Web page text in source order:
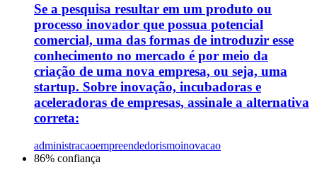
Se a pesquisa resultar em um produto ou
processo inovador que possua potencial
comercial, uma das formas de introduzir esse
conhecimento no mercado é por meio da
criação de uma nova empresa, ou seja, uma
startup. Sobre inovação, incubadoras e
aceleradoras de empresas, assinale a alternativa
correta:
administracaoempreendedorismoinovacao
86% confiança